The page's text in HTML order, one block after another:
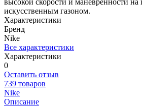
искусственным газоном.
Характеристики
Бренд
Nike
Все характеристики
Характеристики
0
Оставить отзыв
739 товаров
Nike
Описание